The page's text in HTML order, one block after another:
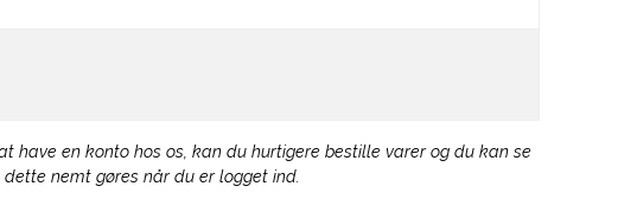
have en konto hos os, kan du hurtigere bestille varer og du kan se
nemt gøres når du er logget ind.